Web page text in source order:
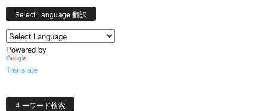
Select Language 翻訳
Powered by
Translate
キーワード検索